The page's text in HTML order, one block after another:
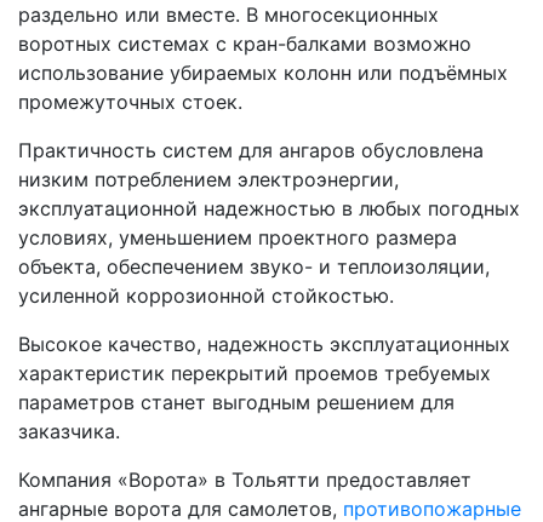
раздельно или вместе. В многосекционных
воротных системах с кран-балками возможно
использование убираемых колонн или подъёмных
промежуточных стоек.
Практичность систем для ангаров обусловлена
низким потреблением электроэнергии,
эксплуатационной надежностью в любых погодных
условиях, уменьшением проектного размера
объекта, обеспечением звуко- и теплоизоляции,
усиленной коррозионной стойкостью.
Высокое качество, надежность эксплуатационных
характеристик перекрытий проемов требуемых
параметров станет выгодным решением для
заказчика.
Компания «Ворота» в Тольятти предоставляет
ангарные ворота для самолетов, противопожарные